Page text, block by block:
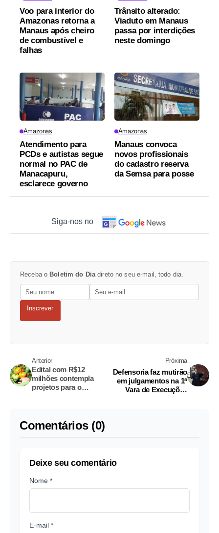
Voo para interior do
Amazonas retorna a
Manaus após cheiro
de combustível e
falhas
Trânsito alterado:
Viaduto em Manaus
passa por interdições
neste domingo
Amazonas
Atendimento para
PCDs e autistas segue
normal no PAC de
Manacapuru,
esclarece governo
Amazonas
Manaus convoca
novos profissionais
do cadastro reserva
da Semsa para posse
Siga-nos no
Receba o Boletim do Diadireto no seu e-mail, todo dia.
Inscrever
Anterior
Edital com R$12
milhões contempla
projetos para o
Próxima
Defensoria faz mutirão
em julgamentos na 1ª
Vara de Execuções
Comentários (0)
Deixe seu comentário
Nome *
E-mail *